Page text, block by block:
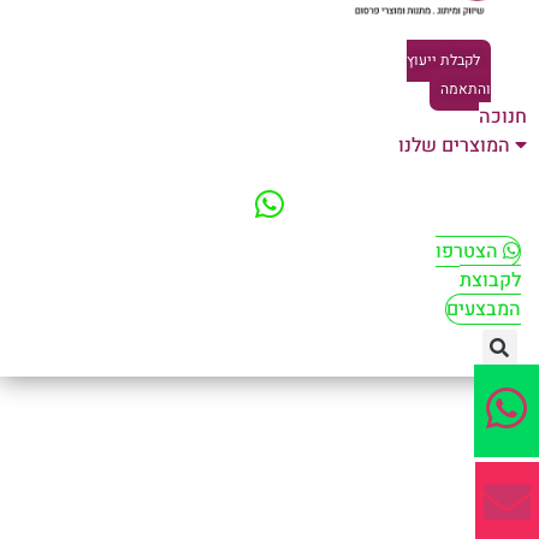
לקבלת ייעוץ
והתאמה
המוצרים שלנו
הצטרפו